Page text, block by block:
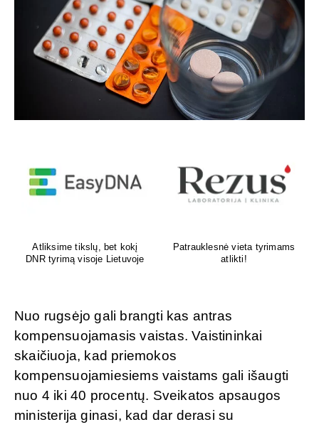
Venų ligų diagnostika,
lazerinis ir chirurginis
Psichoterapeutas
M.G.Maksimalietis
Nuo rugsėjo gali brangti kas antras
kompensuojamasis vaistas. Vaistininkai
skaičiuoja, kad priemokos
kompensuojamiesiems vaistams gali išaugti
nuo 4 iki 40 procentų. Sveikatos apsaugos
ministerija ginasi, kad dar derasi su